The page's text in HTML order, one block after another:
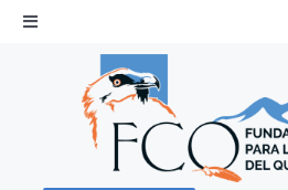
Saltar
Toggle
Navigation
QUEBRANTAHUESOS